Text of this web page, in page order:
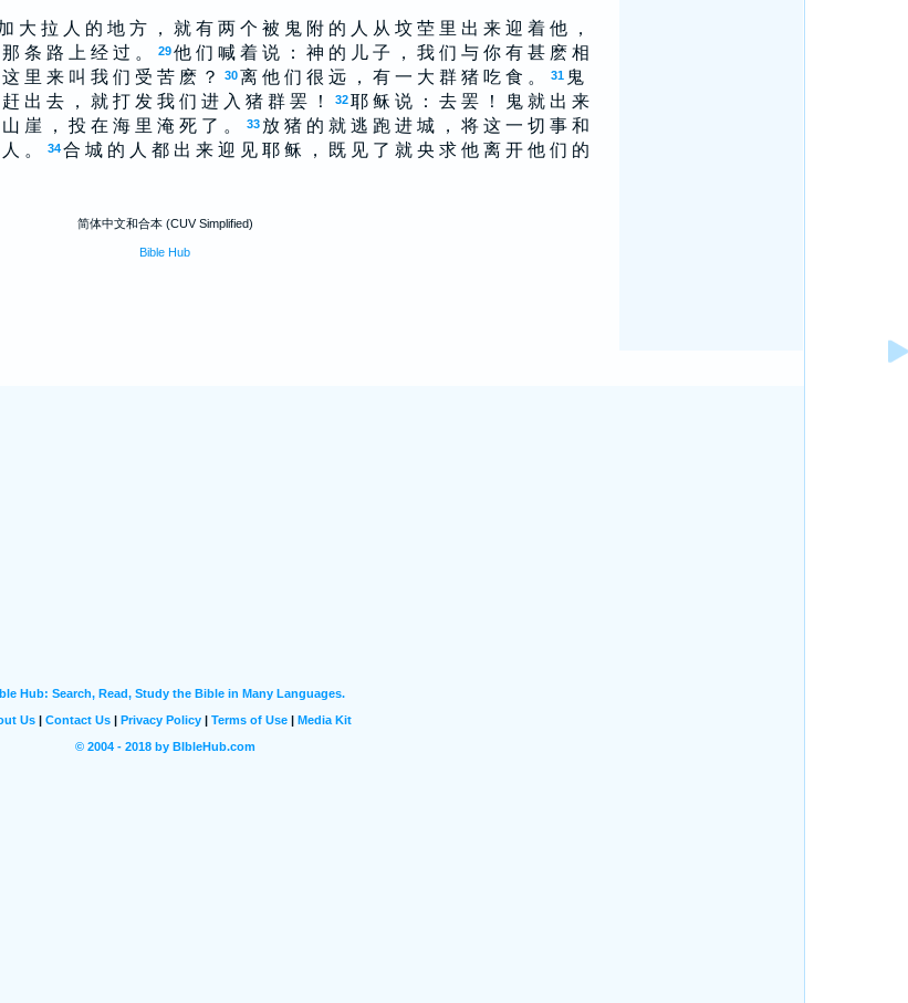
大 拉 人 的 地 方 ， 就 有 两 个 被 鬼 附 的 人 从 坟 茔 里 出 来 迎 着 他 ，
条 路 上 经 过 。
29 他 们 喊 着 说 ： 神 的 儿 子 ， 我 们 与 你 有 甚 麽 相
里 来 叫 我 们 受 苦 麽 ？
30 离 他 们 很 远 ， 有 一 大 群 猪 吃 食 。 31 鬼
出 去 ， 就 打 发 我 们 进 入 猪 群 罢 ！
32 耶 稣 说 ： 去 罢 ！ 鬼 就 出 来
崖 ， 投 在 海 里 淹 死 了 。
33 放 猪 的 就 逃 跑 进 城 ， 将 这 一 切 事 和
。
34 合 城 的 人 都 出 来 迎 见 耶 稣 ， 既 见 了 就 央 求 他 离 开 他 们 的
简体中文和合本 (CUV Simplified)
Bible Hub